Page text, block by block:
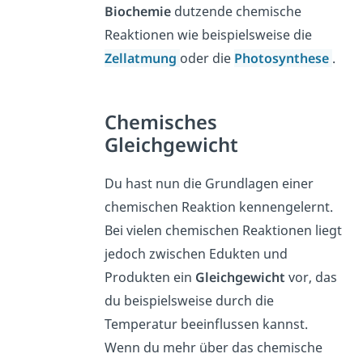
Biochemie dutzende chemische
Reaktionen wie beispielsweise die
Zellatmung oder die Photosynthese .
Chemisches
Gleichgewicht
Du hast nun die Grundlagen einer
chemischen Reaktion kennengelernt.
Bei vielen chemischen Reaktionen liegt
jedoch zwischen Edukten und
Produkten ein Gleichgewicht vor, das
du beispielsweise durch die
Temperatur beeinflussen kannst.
Wenn du mehr über das chemische